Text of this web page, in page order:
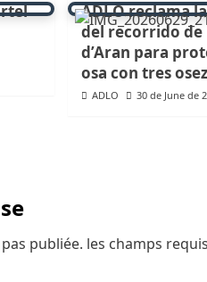
ADLO reclama
del recorrido de
d’Aran para
osa con tres
ADLO 30 de June de
publiée. les champs